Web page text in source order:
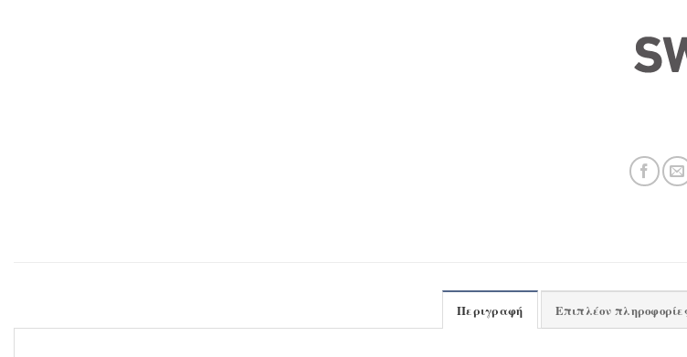
Περιγραφή Επιπλέον